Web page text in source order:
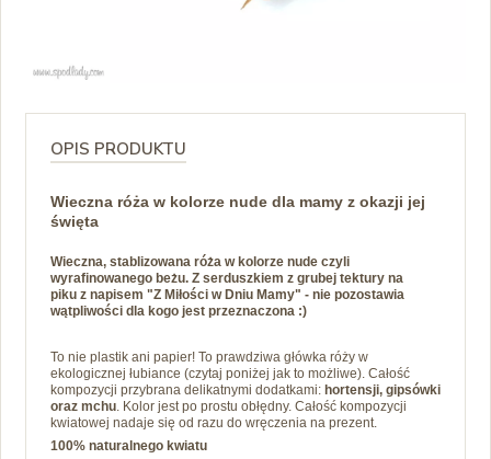
OPIS PRODUKTU
Wieczna róża w kolorze nude dla mamy z okazji jej
święta
Wieczna, stablizowana róża w kolorze nude czyli
wyrafinowanego beżu. Z serduszkiem z grubej tektury na
piku z napisem "Z Miłości w Dniu Mamy" - nie pozostawia
wątpliwości dla kogo jest przeznaczona :)
To nie plastik ani papier! To prawdziwa główka róży w
ekologicznej łubiance (czytaj poniżej jak to możliwe). Całość
kompozycji przybrana delikatnymi dodatkami: hortensji, gipsówki
oraz mchu. Kolor jest po prostu obłędny. Całość kompozycji
kwiatowej nadaje się od razu do wręczenia na prezent.
100% naturalnego kwiatu